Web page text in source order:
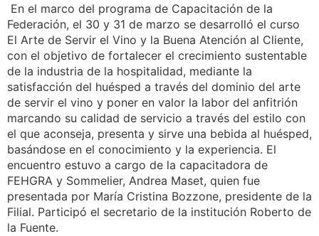
En el marco del programa de Capacitación de la
Federación, el 30 y 31 de marzo se desarrolló el curso
El Arte de Servir el Vino y la Buena Atención al Cliente,
con el objetivo de fortalecer el crecimiento sustentable
de la industria de la hospitalidad, mediante la
satisfacción del huésped a través del dominio del arte
de servir el vino y poner en valor la labor del anfitrión
marcando su calidad de servicio a través del estilo con
el que aconseja, presenta y sirve una bebida al huésped,
basándose en el conocimiento y la experiencia. El
encuentro estuvo a cargo de la capacitadora de
FEHGRA y Sommelier, Andrea Maset, quien fue
presentada por María Cristina Bozzone, presidente de la
Filial. Participó el secretario de la institución Roberto de
la Fuente.